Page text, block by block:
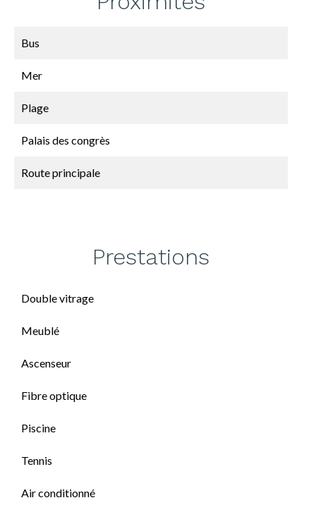
Bus
Mer
Plage
Palais des congrès
Route principale
Prestations
Double vitrage
Meublé
Ascenseur
Fibre optique
Piscine
Tennis
Air conditionné